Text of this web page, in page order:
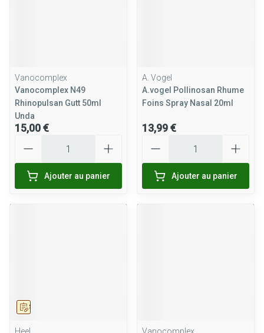
Vanocomplex
Vanocomplex N49
Rhinopulsan Gutt 50ml
Unda
15,00 €
Ajouter au panier
A. Vogel
A.vogel Pollinosan Rhume
Foins Spray Nasal 20ml
13,99 €
Ajouter au panier
Sur prescription